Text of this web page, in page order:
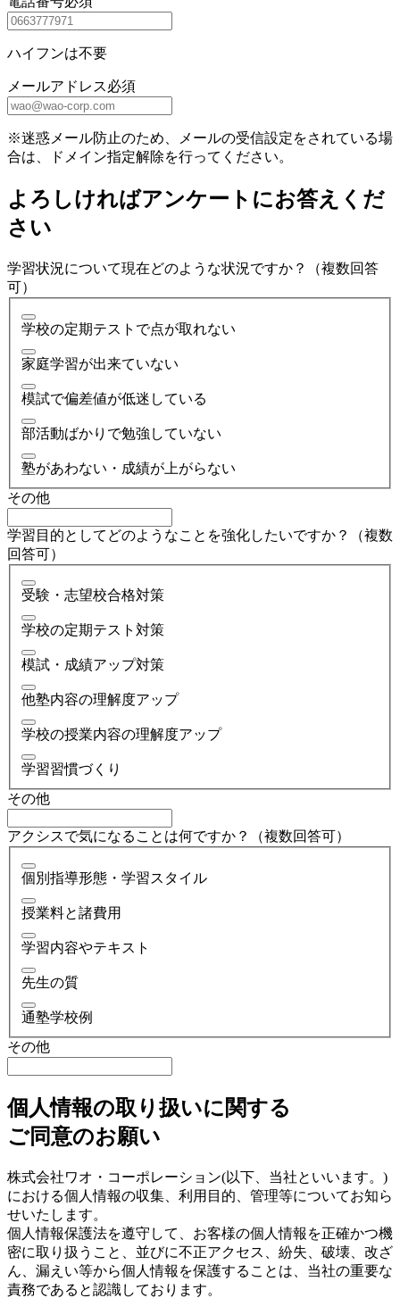
ハイフンは不要
メールアドレス必須
※迷惑メール防止のため、メールの受信設定をされている場
合は、ドメイン指定解除を行ってください。
よろしければアンケートにお答えくだ
さい
学習状況について現在どのような状況ですか？（複数回答
可）
学校の定期テストで点が取れない
家庭学習が出来ていない
模試で偏差値が低迷している
部活動ばかりで勉強していない
塾があわない・成績が上がらない
その他
学習目的としてどのようなことを強化したいですか？（複数
回答可）
受験・志望校合格対策
学校の定期テスト対策
模試・成績アップ対策
他塾内容の理解度アップ
学校の授業内容の理解度アップ
学習習慣づくり
その他
アクシスで気になることは何ですか？（複数回答可）
個別指導形態・学習スタイル
授業料と諸費用
学習内容やテキスト
先生の質
通塾学校例
その他
個人情報の取り扱いに関する
ご同意のお願い
株式会社ワオ・コーポレーション(以下、当社といいます。)
における個人情報の収集、利用目的、管理等についてお知ら
せいたします。
個人情報保護法を遵守して、お客様の個人情報を正確かつ機
密に取り扱うこと、並びに不正アクセス、紛失、破壊、改ざ
ん、漏えい等から個人情報を保護することは、当社の重要な
責務であると認識しております。